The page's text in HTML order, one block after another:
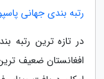
رتبه بندی جهانی
در تازه ترین رتبه
افغانستان ضعیف